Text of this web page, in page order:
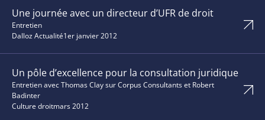
Une journée avec un directeur d’UFR de droit
Entretien
Dalloz Actualité1er janvier 2012
Un pôle d’excellence pour la consultation juridique
Entretien avec Thomas Clay sur Corpus Consultants et Robert
Badinter
Culture droitmars 2012